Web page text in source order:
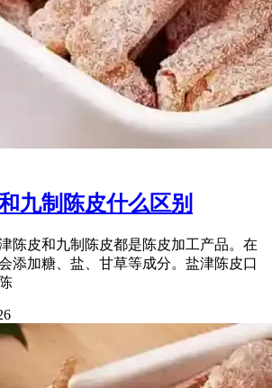
九制陈皮什么区别
陈皮和九制陈皮都是陈皮加工产品。在
添加糖、盐、甘草等成分。盐津陈皮口